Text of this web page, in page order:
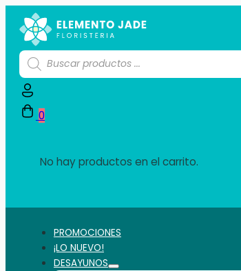
Búsqueda
de
productos
0
No hay productos en el carrito.
PROMOCIONES
¡LO NUEVO!
DESAYUNOS